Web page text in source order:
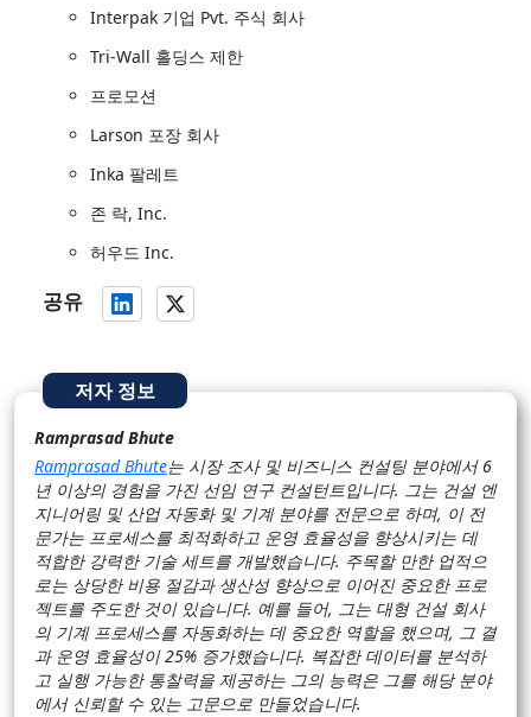
Interpak 기업 Pvt. 주식 회사
Tri-Wall 홀딩스 제한
프로모션
Larson 포장 회사
Inka 팔레트
존 락, Inc.
허우드 Inc.
공유
저자 정보
Ramprasad Bhute
Ramprasad Bhute는 시장 조사 및 비즈니스 컨설팅 분야에서 6
년 이상의 경험을 가진 선임 연구 컨설턴트입니다. 그는 건설 엔
지니어링 및 산업 자동화 및 기계 분야를 전문으로 하며, 이 전
문가는 프로세스를 최적화하고 운영 효율성을 향상시키는 데
적합한 강력한 기술 세트를 개발했습니다. 주목할 만한 업적으
로는 상당한 비용 절감과 생산성 향상으로 이어진 중요한 프로
젝트를 주도한 것이 있습니다. 예를 들어, 그는 대형 건설 회사
의 기계 프로세스를 자동화하는 데 중요한 역할을 했으며, 그 결
과 운영 효율성이 25% 증가했습니다. 복잡한 데이터를 분석하
고 실행 가능한 통찰력을 제공하는 그의 능력은 그를 해당 분야
에서 신뢰할 수 있는 고문으로 만들었습니다.